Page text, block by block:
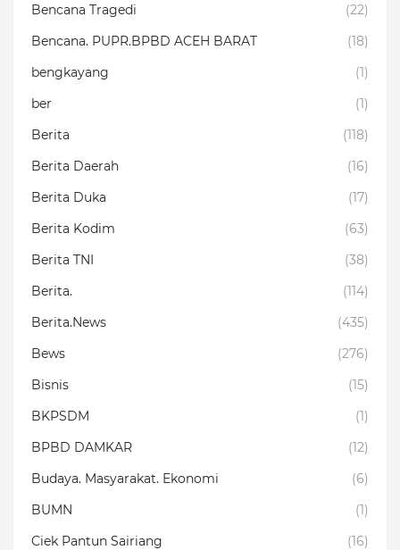
Bencana Tragedi
(22)
Bencana. PUPR.BPBD ACEH BARAT
(18)
bengkayang
(1)
ber
(1)
Berita
(118)
Berita Daerah
(16)
Berita Duka
(17)
Berita Kodim
(63)
Berita TNI
(38)
Berita.
(114)
Berita.News
(435)
Bews
(276)
Bisnis
(15)
BKPSDM
(1)
BPBD DAMKAR
(12)
Budaya. Masyarakat. Ekonomi
(6)
BUMN
(1)
Ciek Pantun Sairiang
(16)